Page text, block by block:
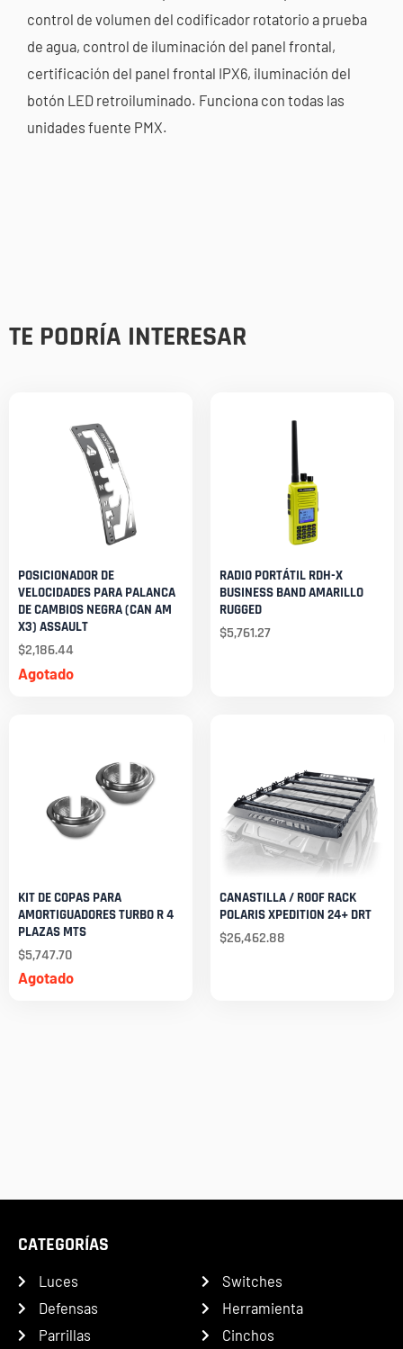
control de volumen del codificador rotatorio a prueba
de agua, control de iluminación del panel frontal,
certificación del panel frontal IPX6, iluminación del
botón LED retroiluminado. Funciona con todas las
unidades fuente PMX.
TE PODRÍA INTERESAR
Agotado
POSICIONADOR DE
VELOCIDADES PARA PALANCA
DE CAMBIOS NEGRA (CAN AM
X3) ASSAULT
$2,186.44
RADIO PORTÁTIL RDH-X
BUSINESS BAND AMARILLO
RUGGED
$5,761.27
Agotado
KIT DE COPAS PARA
AMORTIGUADORES TURBO R 4
PLAZAS MTS
$5,747.70
CANASTILLA / ROOF RACK
POLARIS XPEDITION 24+ DRT
$26,462.88
CATEGORÍAS
Luces
Defensas
Parrillas
Switches
Herramienta
Cinchos